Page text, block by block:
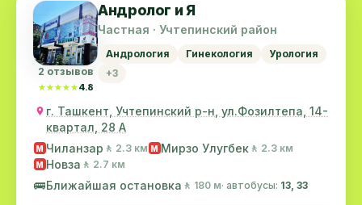
2 отзывов
★★★★★
★★★★★ 4.8
Андролог и Я
Частная · Учтепинский район
Андрология Гинекология
Урология
+3
г. Ташкент, Учтепинский р-н, ул.Фозилтепа, 14-
квартал, 28 А
M Чиланзар 🚶 2.3 км M Мирзо Улугбек 🚶 2.3 км
M Новза 🚶 2.7 км
🚌Ближайшая остановка 🚶 180 м· автобусы: 13, 33